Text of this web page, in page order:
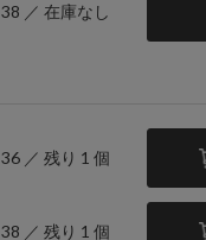
38 ／ 在庫なし
36 ／ 残り 1 個
38 ／ 残り 1 個